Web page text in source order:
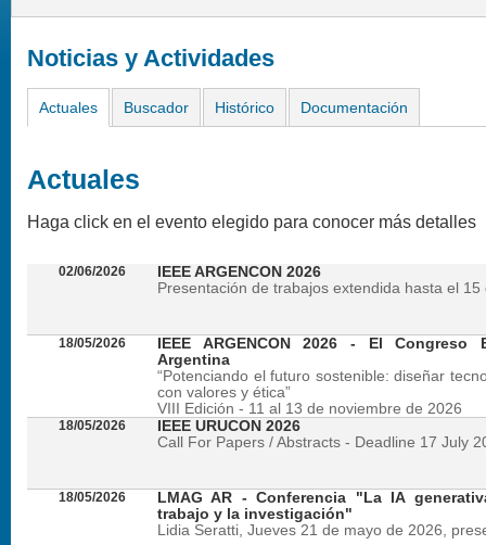
Noticias y Actividades
Actuales Buscador Histórico Documentación
Actuales
Haga click en el evento elegido para conocer más detalles
02/06/2026
IEEE ARGENCON 2026
Presentación de trabajos extendida hasta el 15
18/05/2026
IEEE ARGENCON 2026 - El
Argentina
“Potenciando el futuro sostenible: diseñar
con valores y ética”
VIII Edición - 11 al 13 de noviembre de 2026
18/05/2026
IEEE URUCON 2026
Call For Papers / Abstracts - Deadline 17 July
18/05/2026
LMAG AR - Conferencia "La IA
trabajo y la investigación"
Lidia Seratti, Jueves 21 de mayo de 2026,